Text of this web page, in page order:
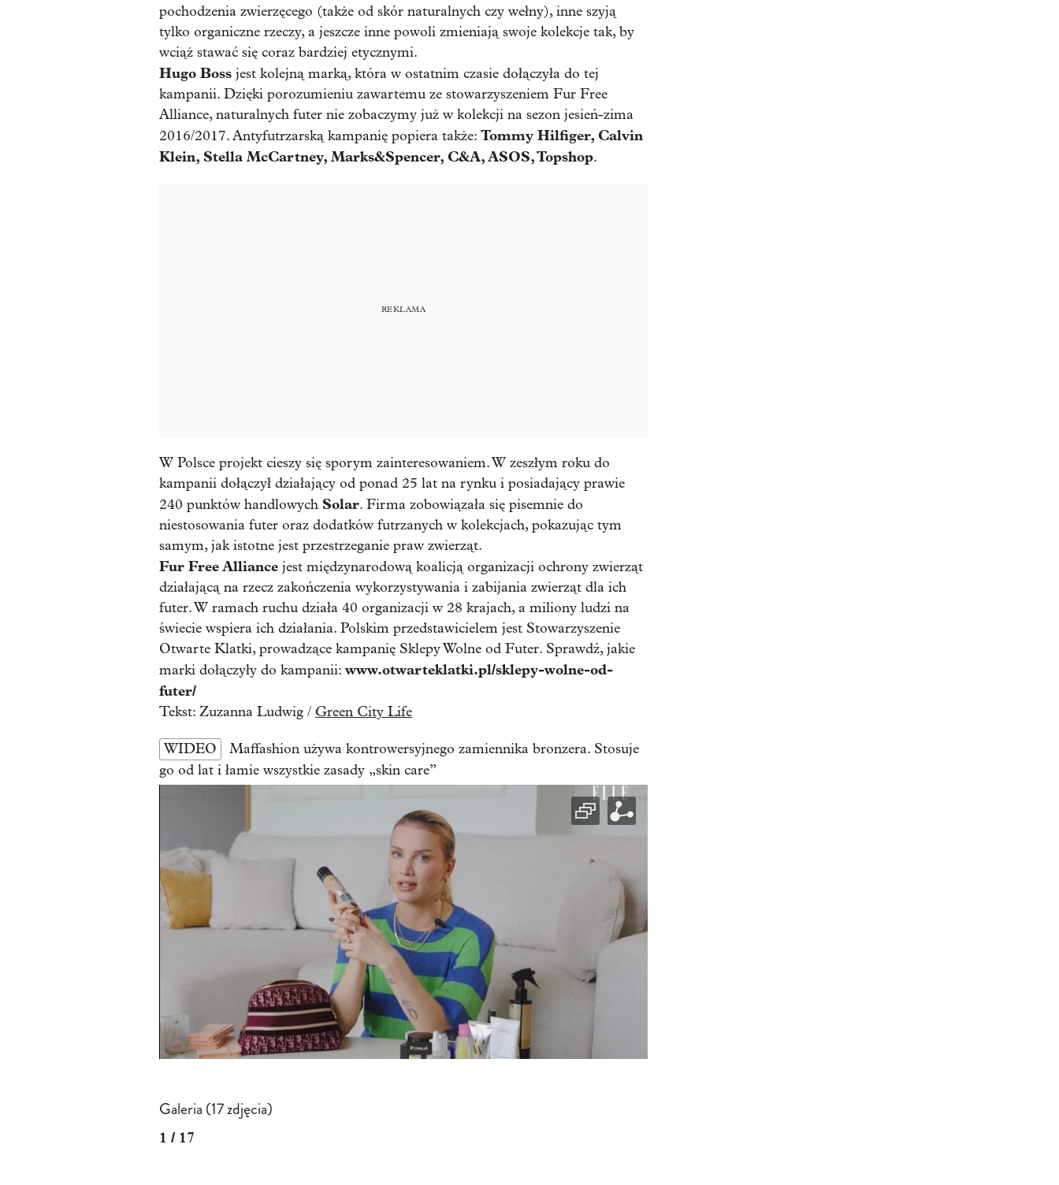
pochodzenia zwierzęcego (także od skór naturalnych czy wełny), inne szyją
tylko organiczne rzeczy, a jeszcze inne powoli zmieniają swoje kolekcje tak, by
wciąż stawać się coraz bardziej etycznymi.
Hugo Boss jest kolejną marką, która w ostatnim czasie dołączyła do tej
kampanii. Dzięki porozumieniu zawartemu ze stowarzyszeniem Fur Free
Alliance, naturalnych futer nie zobaczymy już w kolekcji na sezon jesień-zima
2016/2017. Antyfutrzarską kampanię popiera także: Tommy Hilfiger, Calvin
Klein, Stella McCartney, Marks&Spencer, C&A, ASOS, Topshop.
W Polsce projekt cieszy się sporym zainteresowaniem. W zeszłym roku do
kampanii dołączył działający od ponad 25 lat na rynku i posiadający prawie
240 punktów handlowych Solar. Firma zobowiązała się pisemnie do
niestosowania futer oraz dodatków futrzanych w kolekcjach, pokazując tym
samym, jak istotne jest przestrzeganie praw zwierząt.
Fur Free Alliance jest międzynarodową koalicją organizacji ochrony zwierząt
działającą na rzecz zakończenia wykorzystywania i zabijania zwierząt dla ich
futer. W ramach ruchu działa 40 organizacji w 28 krajach, a miliony ludzi na
świecie wspiera ich działania. Polskim przedstawicielem jest Stowarzyszenie
Otwarte Klatki, prowadzące kampanię Sklepy Wolne od Futer. Sprawdź, jakie
marki dołączyły do kampanii: www.otwarteklatki.pl/sklepy-wolne-od-
futer/
Tekst: Zuzanna Ludwig / Green City Life
WIDEO
Maffashion używa kontrowersyjnego zamiennika bronzera. Stosuje
go od lat i łamie wszystkie zasady „skin care”
Galeria (17 zdjęcia)
1 / 17